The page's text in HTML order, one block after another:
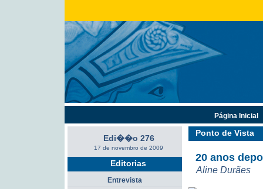
Ponto de Vista
20 anos
Aline Durães
Edi��o 276
17 de novembro de 2009
Editorias
Entrevista
Página Inicial